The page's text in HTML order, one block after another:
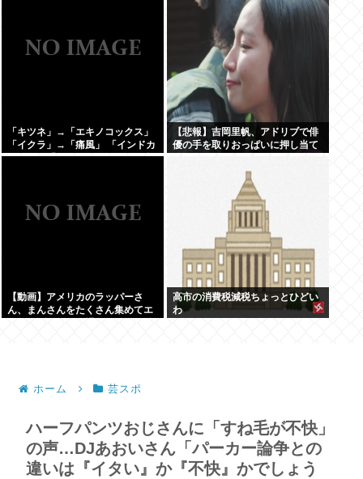
「キツネ」→「エキノコックス」
「イクラ」→「痛風」 「インドカ
レー」→「ネパール」みたいな合
【悲報】吉岡里帆、アドリブで俳
優の手を取りおっぱいに押し当て
【動画】アメリカのラッパーさ
ん、まんさんをたくさん集めてエ
高市の消費税減税ちょっとひどい
わ
ホーム 芸スポ
ハーフパンツおじさんに「すね毛が不快」
の声…DJあおいさん「パーカー論争との
違いは『イタい』か『不快』かでしょう